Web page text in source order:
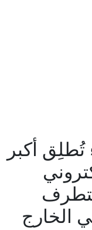
تُطلِق أكبر
الخارج